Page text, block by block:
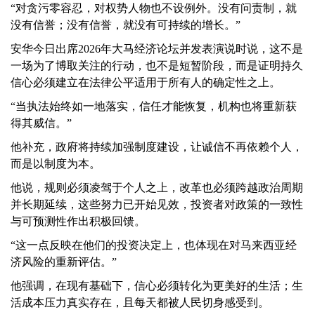
“对贪污零容忍，对权势人物也不设例外。没有问责制，就
没有信誉；没有信誉，就没有可持续的增长。”
安华今日出席2026年大马经济论坛并发表演说时说，这不是
一场为了博取关注的行动，也不是短暂阶段，而是证明持久
信心必须建立在法律公平适用于所有人的确定性之上。
“当执法始终如一地落实，信任才能恢复，机构也将重新获
得其威信。”
他补充，政府将持续加强制度建设，让诚信不再依赖个人，
而是以制度为本。
他说，规则必须凌驾于个人之上，改革也必须跨越政治周期
并长期延续，这些努力已开始见效，投资者对政策的一致性
与可预测性作出积极回馈。
“这一点反映在他们的投资决定上，也体现在对马来西亚经
济风险的重新评估。”
他强调，在现有基础下，信心必须转化为更美好的生活；生
活成本压力真实存在，且每天都被人民切身感受到。